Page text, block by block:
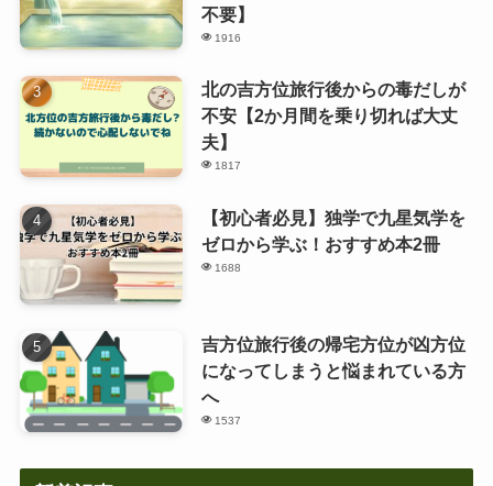
不要】
1916
北の吉方位旅行後からの毒だしが
不安【2か月間を乗り切れば大丈
夫】
1817
【初心者必見】独学で九星気学を
ゼロから学ぶ！おすすめ本2冊
1688
吉方位旅行後の帰宅方位が凶方位
になってしまうと悩まれている方
へ
1537